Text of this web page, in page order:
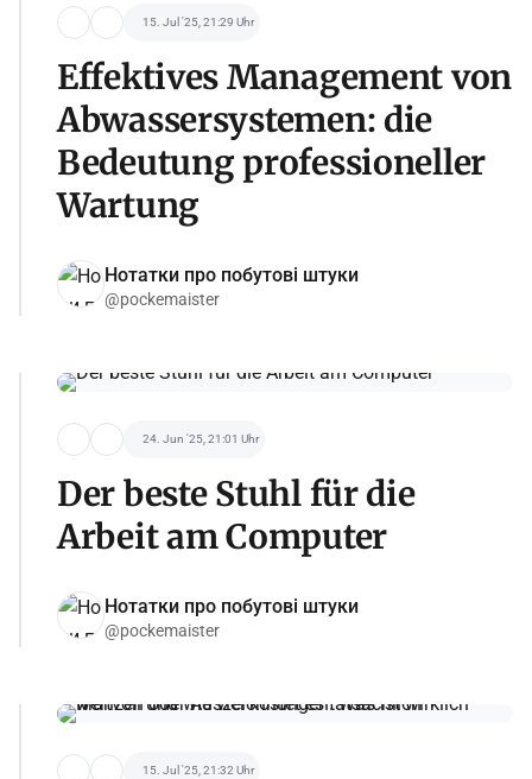
15. Jul '25, 21:29 Uhr
Effektives Management von
Abwassersystemen: die
Bedeutung professioneller
Wartung
Нотатки про побутові штуки
@pockemaister
24. Jun '25, 21:01 Uhr
Der beste Stuhl für die
Arbeit am Computer
Нотатки про побутові штуки
@pockemaister
15. Jul '25, 21:32 Uhr